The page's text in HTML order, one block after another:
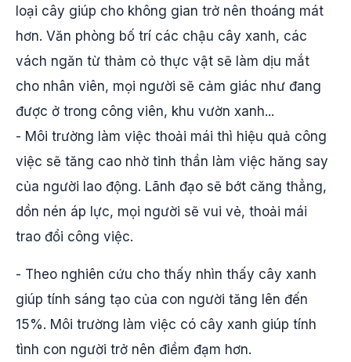
loại cây giúp cho không gian trở nên thoáng mát
hơn. Văn phòng bố trí các chậu cây xanh, các
vách ngăn từ thảm cỏ thực vật sẽ làm dịu mắt
cho nhân viên, mọi người sẽ cảm giác như đang
được ở trong công viên, khu vườn xanh...
- Môi trường làm việc thoải mái thì hiệu quả công
việc sẽ tăng cao nhờ tinh thần làm việc hăng say
của người lao động. Lãnh đạo sẽ bớt căng thẳng,
dồn nén áp lực, mọi người sẽ vui vẻ, thoải mái
trao đổi công việc.
- Theo nghiên cứu cho thấy nhìn thấy cây xanh
giúp tính sáng tạo của con người tăng lên đến
15%. Môi trường làm việc có cây xanh giúp tính
tình con người trở nên điềm đạm hơn.